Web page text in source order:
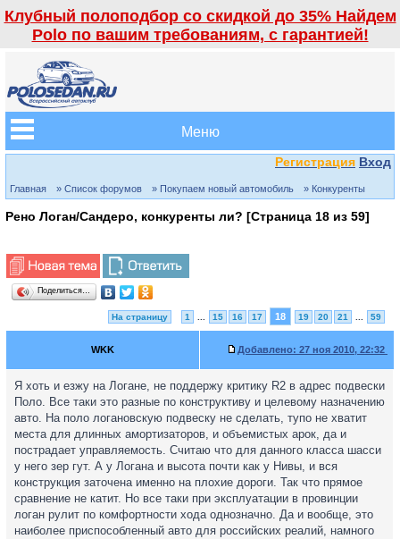
Клубный полоподбор со скидкой до 35% Найдем
Polo по вашим требованиям, с гарантией!
Меню
Регистрация Вход
Главная » Список форумов » Покупаем новый автомобиль » Конкуренты
Рено Логан/Сандеро, конкуренты ли? [Страница 18 из 59]
Поделиться…
На страницу 1 15 16 17 18 19 20 21 59
WKK Добавлено: 27 ноя 2010, 22:32
Я хоть и езжу на Логане, не поддержу критику R2 в адрес подвески
Поло. Все таки это разные по конструктиву и целевому назначению
авто. На поло логановскую подвеску не сделать, тупо не хватит
места для длинных амортизаторов, и объемистых арок, да и
пострадает управляемость. Считаю что для данного класса шасси
у него зер гут. А у Логана и высота почти как у Нивы, и вся
конструкция заточена именно на плохие дороги. Так что прямое
сравнение не катит. Но все таки при эксплуатации в провинции
логан рулит по комфортности хода однозначно. Да и вообще, это
наиболее приспособленный авто для российских реалий, намного